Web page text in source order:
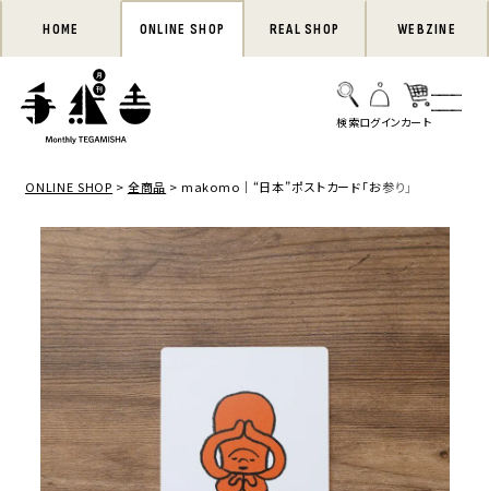
HOME ONLINE SHOP REAL SHOP WEBZINE
ONLINE SHOP 全商品 makomo｜“日本”ポストカード「お参り」